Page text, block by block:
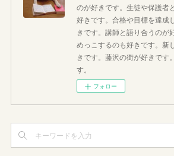
のが好きです。生徒や保護者
好きです。合格や目標を達成
きです。講師と語り合うのが
めっこするのも好きです。新
きです。藤沢の街が好きです
す。
フォロー